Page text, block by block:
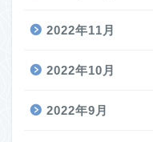
2022年11月
2022年10月
2022年9月